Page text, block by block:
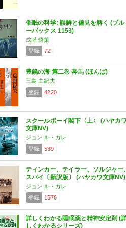
催眠の科学: 誤解と偏見を解く (ブル
ーバックス 1153)
成瀬 悟策
登録
72
豊饒の海 第二巻 奔馬 (ほんば)
三島 由紀夫
登録
4220
スクールボーイ閣下〈上〉 (ハヤカワ
文庫NV)
ジョン ル・カレ
登録
539
ティンカー、テイラー、ソルジャー、
スパイ〔新訳版〕 (ハヤカワ文庫NV)
ジョン ル・カレ
登録
1576
詳しくわかる睡眠薬と精神安定剤 (
しくわかるシリーズ)